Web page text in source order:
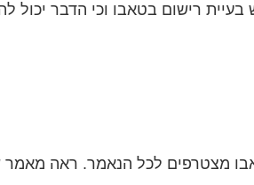
רישום בטאבו וכי הדבר יכול